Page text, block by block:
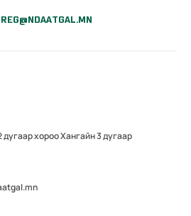
дугаар хороо Хангайн 3 дугаар